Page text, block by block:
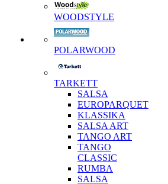
WOODSTYLE
POLARWOOD
TARKETT
SALSA
EUROPARQUET
KLASSIKA
SALSA ART
TANGO ART
TANGO
CLASSIC
RUMBA
SALSA